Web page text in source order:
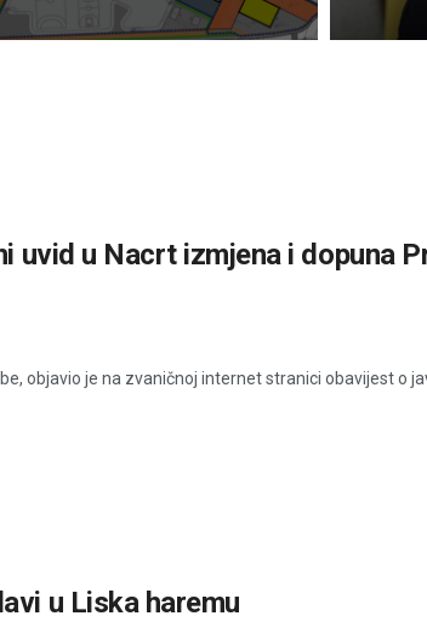
uvid u Nacrt izmjena i dopuna
objavio je na zvaničnoj internet stranici obavijest o
u Liska haremu